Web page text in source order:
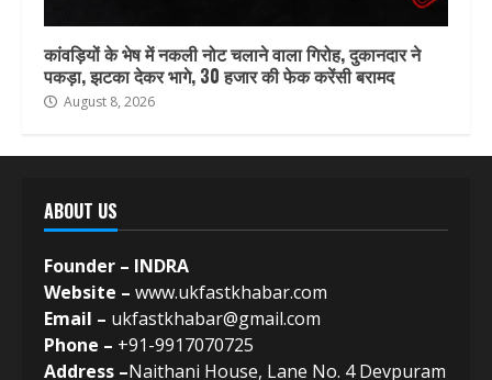
कांवड़ियों के भेष में नकली नोट चलाने वाला गिरोह, दुकानदार ने
पकड़ा, झटका देकर भागे, 30 हजार की फेक करेंसी बरामद
August 8, 2026
ABOUT US
Founder – INDRA
Website – www.ukfastkhabar.com
Email – ukfastkhabar@gmail.com
Phone – +91-9917070725
Address –Naithani House, Lane No. 4 Devpuram